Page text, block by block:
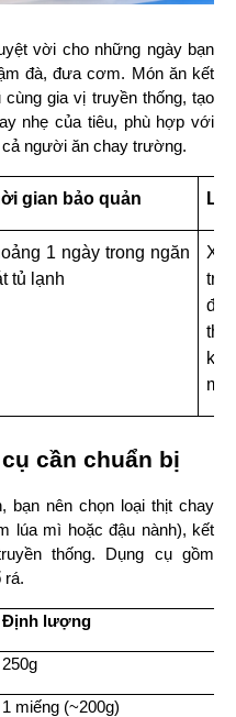
vời cho những ngày bạn
đà, đưa cơm. Món ăn kết
gia vị truyền thống, tạo
nhẹ của tiêu, phù hợp với
cả người ăn chay trường.
gian bảo quản
1 ngày trong ngăn
tủ lạnh
thịt
cần chuẩn bị
bạn nên chọn loại thịt chay
lúa mì hoặc đậu nành), kết
thống. Dụng cụ gồm
rá.
Định lượng
250g
1 miếng (~200g)